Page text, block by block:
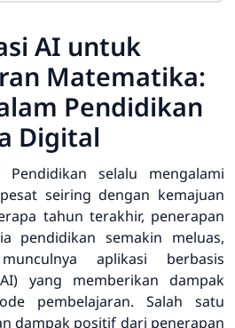
AI untuk
Matematika:
Pendidikan
Digital
Pendidikan selalu mengalami
seiring dengan kemajuan
tahun terakhir, penerapan
pendidikan semakin meluas,
aplikasi berbasis
yang memberikan dampak
pembelajaran. Salah satu
dampak positif dari penerapan